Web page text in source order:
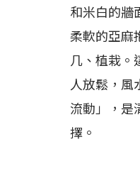
和米白的牆
柔軟的亞麻
几、植栽。
人放鬆，風
流動」，是
擇。